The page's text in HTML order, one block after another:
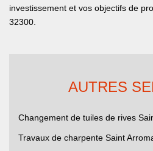
investissement et vos objectifs de
32300.
AUTRES
Changement de tuiles de rives
Travaux de charpente Saint